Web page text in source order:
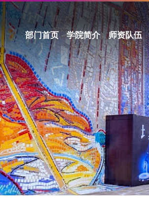
部门首页 学院简介 师资队伍